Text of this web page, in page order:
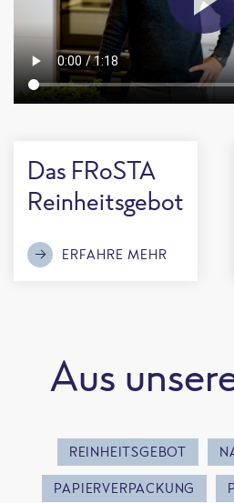
Das FRoSTA
Reinheitsgebot
ERFAHRE MEHR
Aus
REINHEITSGEBOT
PAPIERVERPACKUNG